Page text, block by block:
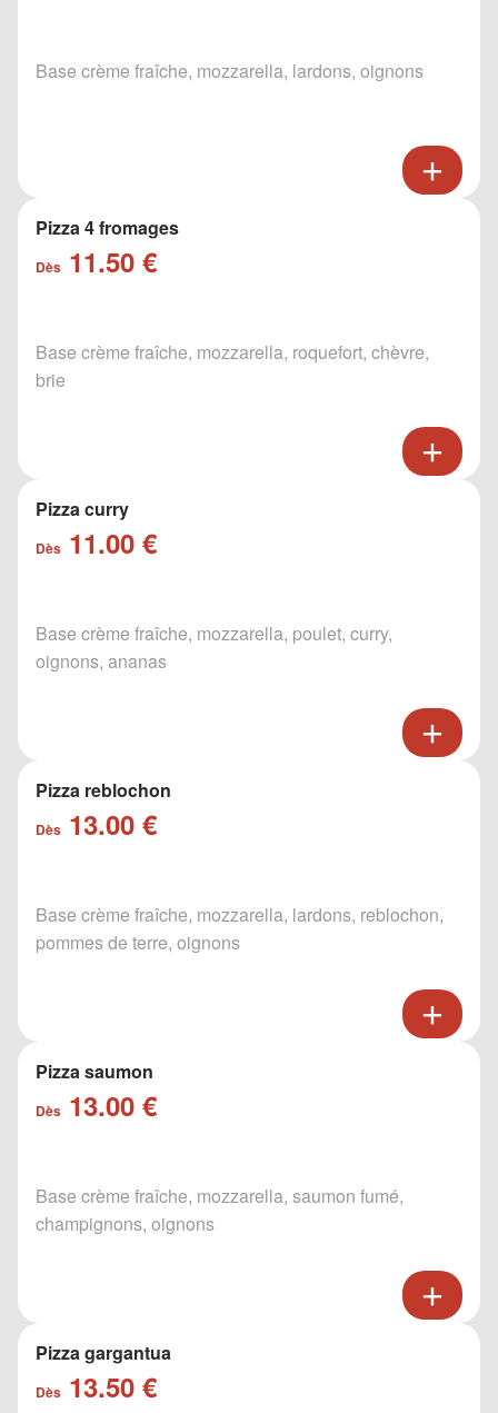
Base crème fraîche, mozzarella, lardons, oignons
Pizza 4 fromages
Dès 11.50 €
Base crème fraîche, mozzarella, roquefort, chèvre,
brie
Pizza curry
Dès 11.00 €
Base crème fraîche, mozzarella, poulet, curry,
oignons, ananas
Pizza reblochon
Dès 13.00 €
Base crème fraîche, mozzarella, lardons, reblochon,
pommes de terre, oignons
Pizza saumon
Dès 13.00 €
Base crème fraîche, mozzarella, saumon fumé,
champignons, oignons
Pizza gargantua
Dès 13.50 €